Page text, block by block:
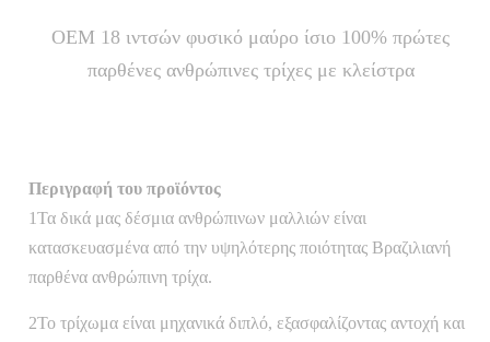
OEM 18 ιντσών φυσικό μαύρο ίσιο 100% πρώτες
παρθένες ανθρώπινες τρίχες με κλείστρα
Περιγραφή του προϊόντος
1Τα δικά μας δέσμια ανθρώπινων μαλλιών είναι
κατασκευασμένα από την υψηλότερης ποιότητας Βραζιλιανή
παρθένα ανθρώπινη τρίχα.
2Το τρίχωμα είναι μηχανικά διπλό, εξασφαλίζοντας αντοχή και